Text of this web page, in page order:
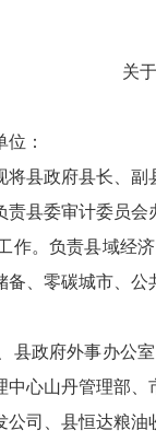
关于
位：
将县政府县长 副
责县委审计委员会
作。负责县域经
、零碳城市、
县政府外事办公
中心山丹管理部
公司 县恒达粮油